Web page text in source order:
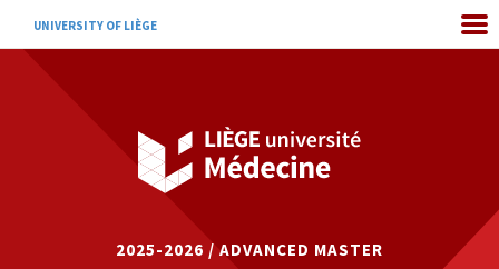
UNIVERSITY OF LIÈGE
2025-2026 / ADVANCED MASTER